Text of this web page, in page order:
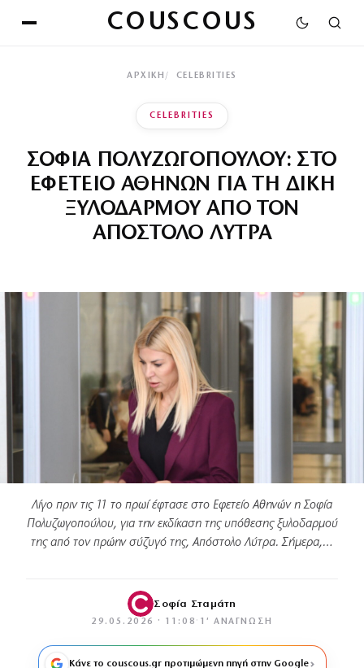
COUSCOUS
ΑΡΧΙΚΉ CELEBRITIES
CELEBRITIES
ΣΟΦΙΑ ΠΟΛΥΖΩΓΟΠΟΥΛΟΥ: ΣΤΟ
ΕΦΕΤΕΙΟ ΑΘΗΝΩΝ ΓΙΑ ΤΗ ΔΙΚΗ
ΞΥΛΟΔΑΡΜΟΥ ΑΠΟ ΤΟΝ
ΑΠΟΣΤΟΛΟ ΛΥΤΡΑ
Λίγο πριν τις 11 το πρωί έφτασε στο Εφετείο Αθηνών η Σοφία
Πολυζωγοπούλου, για την εκδίκαση της υπόθεσης ξυλοδαρμού
της από τον πρώην σύζυγό της, Απόστολο Λύτρα. Σήμερα,…
Σοφία Σταμάτη
29.05.2026 · 11:08 · 1′ ΑΝΆΓΝΩΣΗ
Κάνε το couscous.gr προτιμώμενη πηγή στην Google